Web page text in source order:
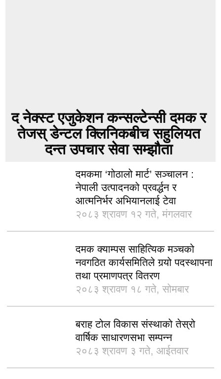
द नेक्स्ट एजुकेशन कन्सल्टेन्सी दमक र
तेजस् डेन्टल क्लिनिकबीच सहुलियत
दन्त उपचार सेवा सम्झौता
दमकमा ‘गोठालो मार्ट’ सञ्चालन :
नेपाली उत्पादनको प्रवर्द्धन र
आत्मनिर्भर अभियानलाई टेवा
२०८३ श्रावण १२ गते, मंगलवार
दमक क्याम्पस साहित्यिक मञ्चको
नवगठित कार्यसमितिले गर्‍यो पदस्थापना
तथा प्रमाणपत्र वितरण
२०८३ श्रावण १८ गते, सोमबार
बराह टोल विकास संस्थाको तेस्रो
वार्षिक साधारणसभा सम्पन्न
२०८३ श्रावण ३ गते, आईतवार